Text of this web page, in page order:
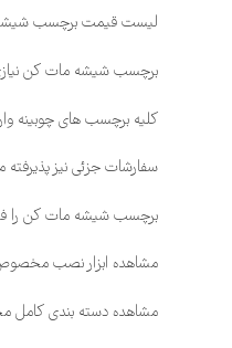
لیست قیمت برچسب
برچسب شیشه مات کن
کلیه برچسب های چوبینه
سفارشات جزئی نیز پذیرفته
برچسب شیشه مات کن را
مشاهده ابزار نصب
مشاهده دسته بندی کامل